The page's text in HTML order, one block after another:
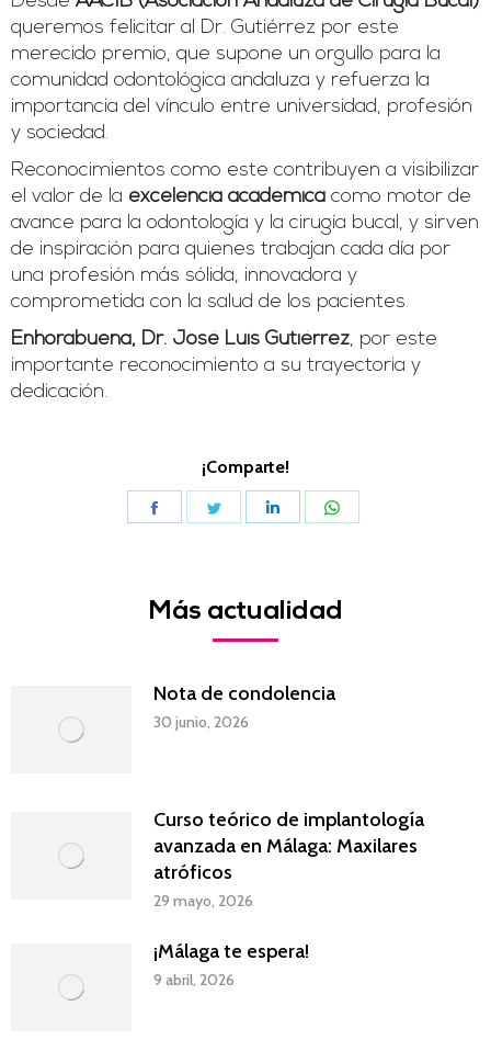
queremos felicitar al Dr. Gutiérrez por este
merecido premio, que supone un orgullo para la
comunidad odontológica andaluza y refuerza la
importancia del vínculo entre universidad, profesión
y sociedad.
Reconocimientos como este contribuyen a visibilizar
el valor de la excelencia académica como motor de
avance para la odontología y la cirugía bucal, y sirven
de inspiración para quienes trabajan cada día por
una profesión más sólida, innovadora y
comprometida con la salud de los pacientes.
Enhorabuena, Dr. José Luis Gutiérrez, por este
importante reconocimiento a su trayectoria y
dedicación.
¡Comparte!
Share
Share
Más actualidad
Nota de condolencia
30 junio, 2026
Curso teórico de implantología
avanzada en Málaga: Maxilares
atróficos
29 mayo, 2026
¡Málaga te espera!
9 abril, 2026